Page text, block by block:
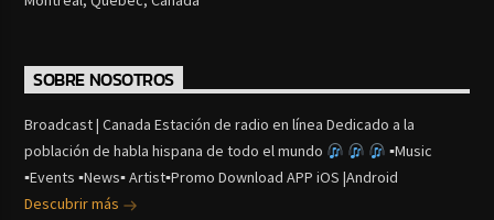
SOBRE NOSOTROS
Broadcast | Canada Estación de radio en línea Dedicado a la
población de habla hispana de todo el mundo
▪Music
▪Events ▪News▪ Artist▪Promo Download APP iOS |Android
Descubrir más